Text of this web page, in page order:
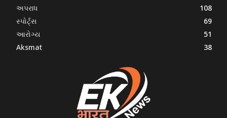
અપરાધ
108
સ્પોર્ટ્સ
69
આરોગ્ય
51
Aksmat
38